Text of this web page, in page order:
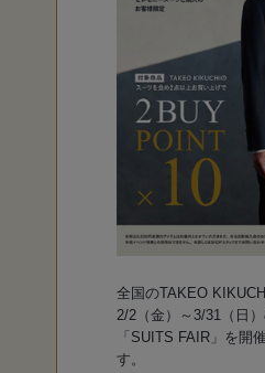
全国のTAKEO
2/2（金）～3/31（日）
「SUITS FAIR」を開
す。